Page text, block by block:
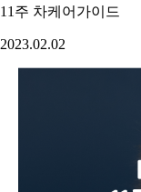
11주 차케어가이드
2023.02.02